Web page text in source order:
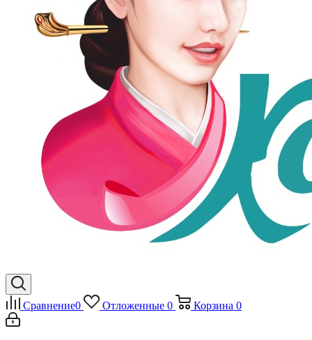
Сравнение0 Отложенные 0 Корзина 0